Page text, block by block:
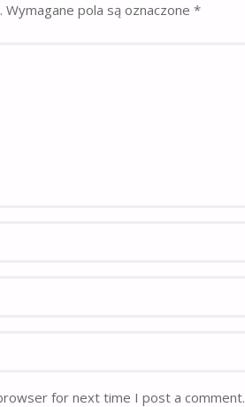
Wymagane pola są oznaczone *
for next time I post a comment.